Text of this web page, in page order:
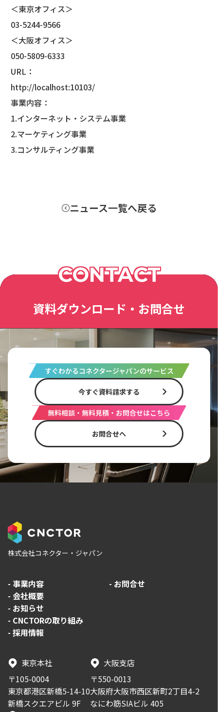
＜東京オフィス＞
03-5244-9566
＜大阪オフィス＞
050-5809-6333
URL：
http://localhost:10103/
事業内容：
1.インターネット・システム事業
2.マーケティング事業
3.コンサルティング事業
ニュース一覧へ戻る
CONTACT
資料ダウンロード・お問合せ
すぐわかるコネクタージャパンのサービス
今すぐ資料請求する
無料相談・無料見積・お問合せはこちら
お問合せへ
株式会社コネクター・ジャパン
東京本社
〒105-0004
東京都港区新橋5-14-10
新橋スクエアビル 9F
大阪支店
〒550-0013
大阪府大阪市西区新町2丁目4-2
なにわ筋SIAビル 405
- 事業内容
- 会社概要
- お知らせ
- CNCTORの取り組み
- 採用情報
- お問合せ